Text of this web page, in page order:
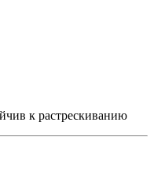
к растрескиванию